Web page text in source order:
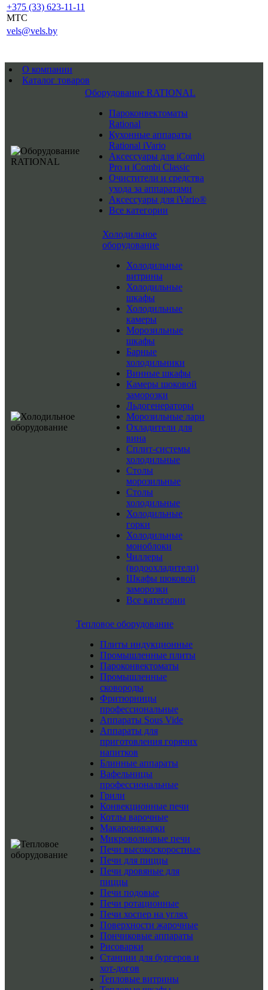
+375 (33) 623-11-11
MTC
vels@vels.by
О компании
Каталог товаров
Оборудование RATIONAL
Пароконвектоматы
Rational
Кухонные аппараты
Rational iVario
Аксессуары для iCombi
Pro и iCombi Classic
Очистители и средства
ухода за аппаратами
Аксессуары для iVario®
Все категории
Холодильное
оборудование
Холодильные
витрины
Холодильные
шкафы
Холодильные
камеры
Морозильные
шкафы
Барные
холодильники
Винные шкафы
Камеры шоковой
заморозки
Льдогенераторы
Морозильные лари
Охладители для
вина
Сплит-системы
холодильные
Столы
морозильные
Столы
холодильные
Холодильные
горки
Холодильные
моноблоки
Чиллеры
(водоохладители)
Шкафы шоковой
заморозки
Все категории
Тепловое оборудование
Плиты индукционные
Промышленные плиты
Пароконвектоматы
Промышленные
сковороды
Фритюрницы
профессиональные
Аппараты Sous Vide
Аппараты для
приготовления горячих
напитков
Блинные аппараты
Вафельницы
профессиональные
Грили
Конвекционные печи
Котлы варочные
Макароноварки
Микроволновые печи
Печи высокоскоростные
Печи для пиццы
Печи дровяные для
пиццы
Печи подовые
Печи ротационные
Печи хоспер на углях
Поверхности жарочные
Пончиковые аппараты
Рисоварки
Станции для бургеров и
хот-догов
Тепловые витрины